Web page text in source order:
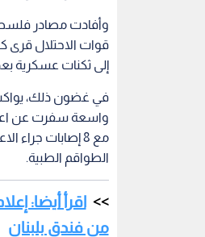
وأفادت مصادر
قوات الاحتلال قرى
إلى ثكنات عسكرية
في غضون ذلك، يواكب
مع 8 إصابات
الطواقم الطبية.
اقرأ أيضا:
من فندق بلبنان